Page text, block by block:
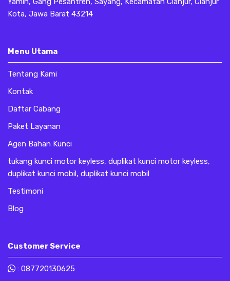
Kota, Jawa Barat 43214
Menu Utama
Tentang Kami
Kontak
Daftar Cabang
Paket Layanan
Agen Bahan Kunci
tukang kunci motor keyless, duplikat kunci motor keyless,
duplikat kunci mobil, duplikat kunci mobil
Testimoni
Blog
Customer Service
: 087720130625